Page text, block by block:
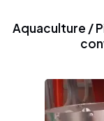
Aquaculture /